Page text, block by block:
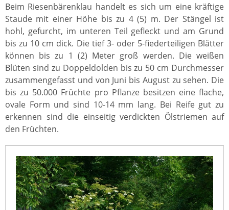
Beim Riesenbärenklau handelt es sich um eine kräftige
Staude mit einer Höhe bis zu 4 (5) m. Der Stängel ist
hohl, gefurcht, im unteren Teil gefleckt und am Grund
bis zu 10 cm dick. Die tief 3- oder 5-fiederteiligen Blätter
können bis zu 1 (2) Meter groß werden. Die weißen
Blüten sind zu Doppeldolden bis zu 50 cm Durchmesser
zusammengefasst und von Juni bis August zu sehen. Die
bis zu 50.000 Früchte pro Pflanze besitzen eine flache,
ovale Form und sind 10-14 mm lang. Bei Reife gut zu
erkennen sind die einseitig verdickten Ölstriemen auf
den Früchten.